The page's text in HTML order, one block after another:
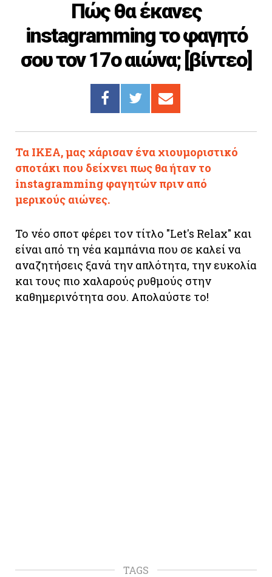
ΣΥΝΔΕΣΜΟΙ
Tv
Πώς θα έκανες
instagramming το φαγητό
σου τον 17ο αιώνα; [βίντεο]
Τα ΙΚΕΑ, μας χάρισαν ένα χιουμοριστικό
σποτάκι που δείχνει πως θα ήταν το
instagramming φαγητών πριν από
μερικούς αιώνες.
Το νέο σποτ φέρει τον τίτλο "Let's Relax" και
είναι από τη νέα καμπάνια που σε καλεί να
αναζητήσεις ξανά την απλότητα, την ευκολία
και τους πιο χαλαρούς ρυθμούς στην
καθημερινότητα σου. Απολαύστε το!
TAGS